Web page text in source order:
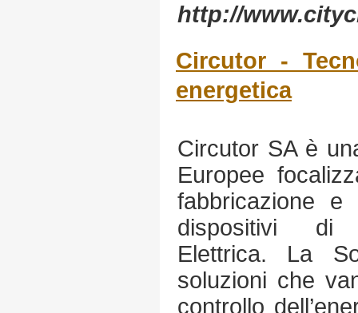
http://
Circutor -
energetica
Circutor SA è
Europee
fabbricazione e
dispositivi di
Elettrica. La
soluzioni che
controllo